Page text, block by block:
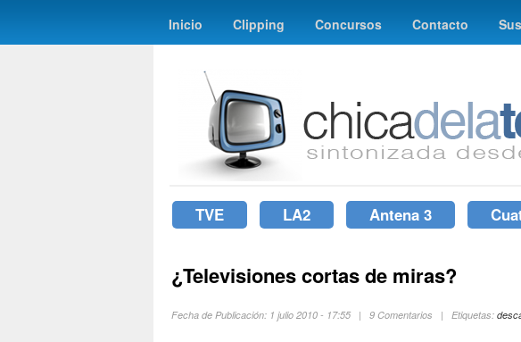
Inicio Clipping Concursos Contacto
TVE LA2 Antena 3
¿Televisiones cortas de miras?
Fecha de Publicación: 1 julio 2010 - 17:55 | 9 Comentarios | Etiquetas: